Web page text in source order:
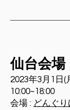
仙台会場
2023年3月1日
10:00~18:00
会場 : どんぐり